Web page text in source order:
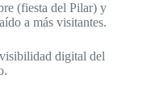
(fiesta del Pilar) y
a más visitantes.
digital del